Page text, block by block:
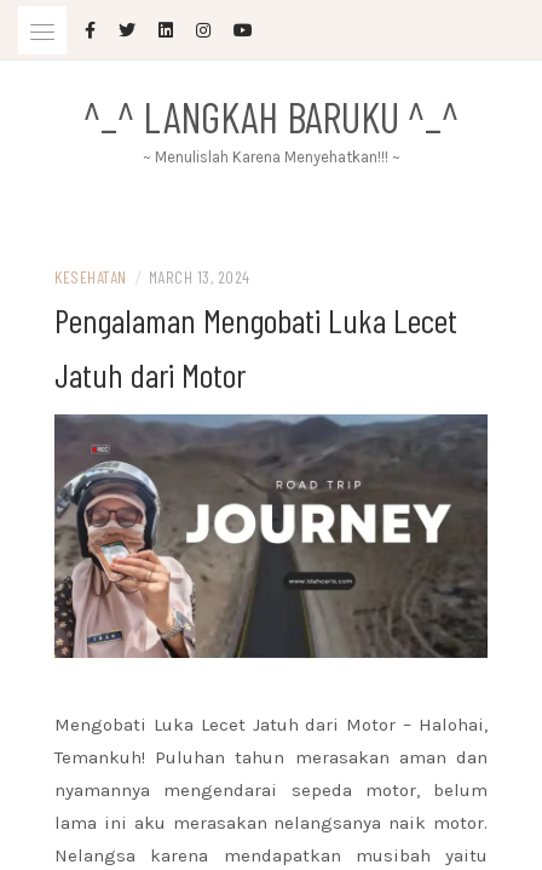
^_^ LANGKAH BARUKU ^_^
~ Menulislah Karena Menyehatkan!!! ~
KESEHATAN / MARCH 13, 2024
Pengalaman Mengobati Luka Lecet
Jatuh dari Motor
Mengobati Luka Lecet Jatuh dari Motor – Halohai,
Temankuh! Puluhan tahun merasakan aman dan
nyamannya mengendarai sepeda motor, belum
lama ini aku merasakan nelangsanya naik motor.
Nelangsa karena mendapatkan musibah yaitu